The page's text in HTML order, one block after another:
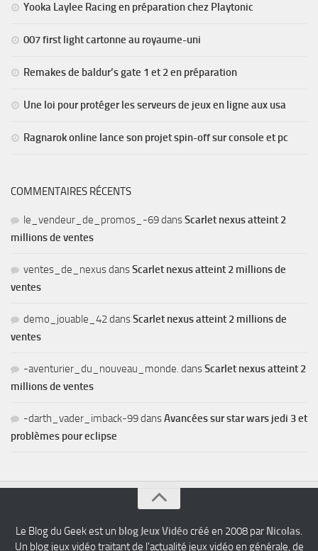
Yooka Laylee Racing en préparation chez Playtonic
007 first light cartonne au royaume-uni
Remakes de baldur’s gate 1 et 2 en préparation
Une loi pour protéger les serveurs de jeux en ligne aux usa
Ragnarok online lance son projet spin-off sur console et pc
COMMENTAIRES RÉCENTS
le_vendeur_de_promos_-69dansScarlet nexus atteint 2
millions de ventes
ventes_de_nexusdansScarlet nexus atteint 2 millions de
ventes
demo_jouable_42dansScarlet nexus atteint 2 millions de
ventes
-aventurier_du_nouveau_monde. dansScarlet nexus atteint 2
millions de ventes
-darth_vader_imback-99dansAvancées sur star wars jedi 3 et
problèmes pour eclipse
Le Blog du Geek est un blog Jeux Vidéocréé en 2008 par Nicolas.
Un blog jeux vidéo traitant de l'actualité jeux vidéo en générale, de